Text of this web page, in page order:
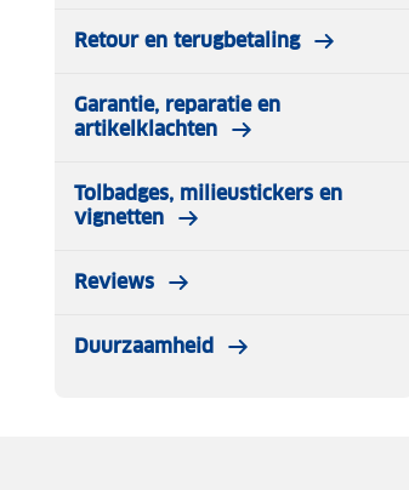
Retour en terugbetaling
Garantie, reparatie en
artikelklachten
Tolbadges, milieustickers en
vignetten
Reviews
Duurzaamheid